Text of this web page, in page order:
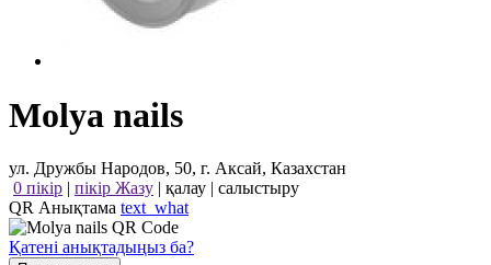
Molya nails
ул. Дружбы Народов, 50, г. Аксай, Казахстан
0 пікір | пікір Жазу | қалау | салыстыру
QR Анықтама text_what
Қатені анықтадыңыз ба?